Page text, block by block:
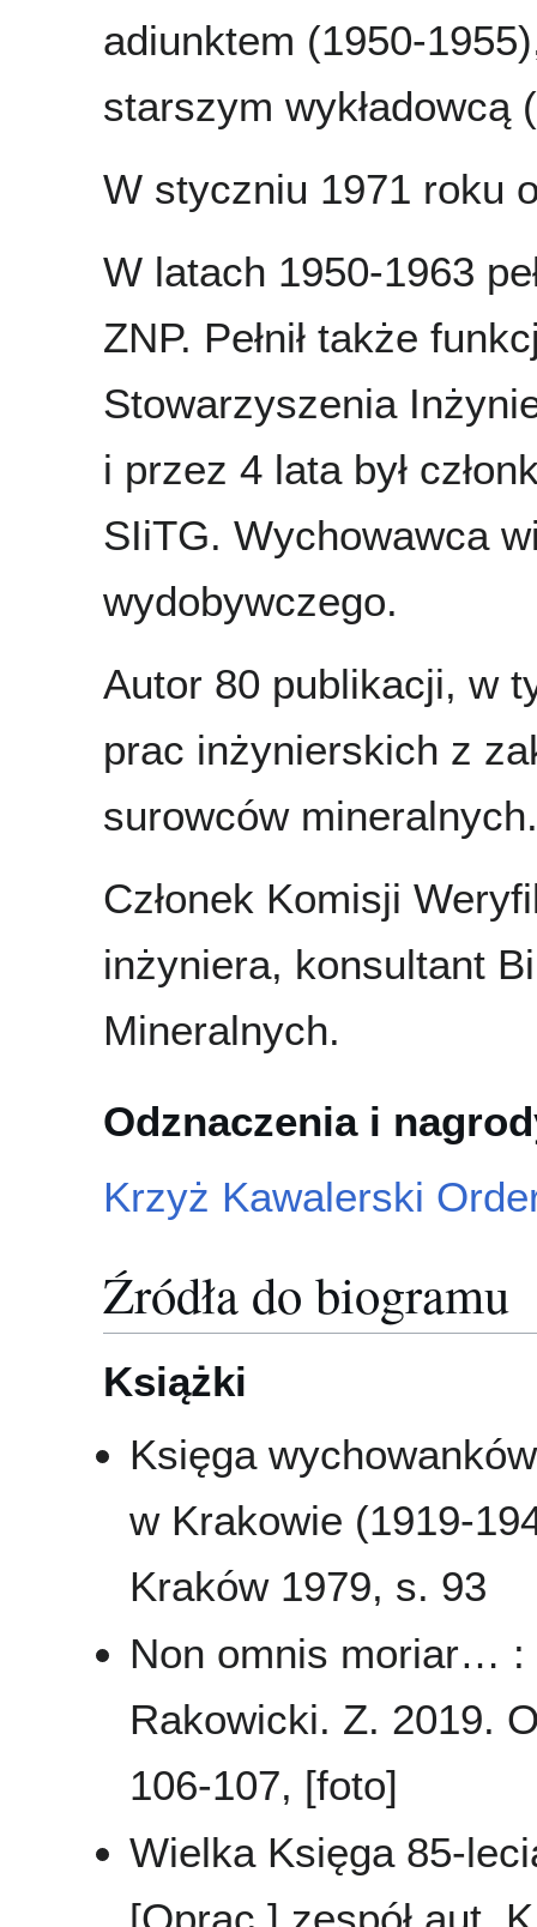
adiunktem (1950-
starszym wykładowcą
W styczniu 1971 roku
W latach 1950-1963
ZNP. Pełnił także
Stowarzyszenia
i przez 4 lata był
SIiTG. Wychowawca
wydobywczego.
Autor 80 publikacji, w
prac inżynierskich z
surowców mineralnych.
Członek Komisji
inżyniera, konsultant
Mineralnych.
Odznaczenia i
Krzyż Kawalerski
Źródła do biogramu
Książki
Księga
w Krakowie (1919-
Kraków 1979, s. 93
Non omnis moriar… :
Rakowicki. Z. 2019.
106-107, [foto]
Wielka Księga 85-